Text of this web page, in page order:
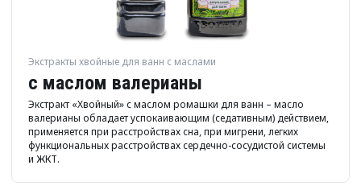
Экстракты хвойные для ванн с маслами
с маслом валерианы
Экстракт «Хвойный» с маслом ромашки для ванн – масло
валерианы обладает успокаивающим (седативным) действием,
применяется при расстройствах сна, при мигрени, легких
функциональных расстройствах сердечно-сосудистой системы
и ЖКТ.